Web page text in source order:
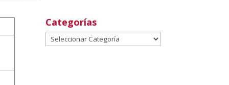
Categorías
Categorías